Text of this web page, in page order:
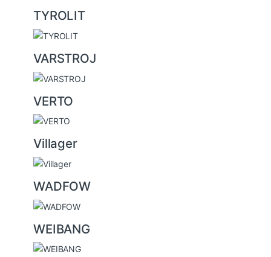
TYROLIT
VARSTROJ
VERTO
Villager
WADFOW
WEIBANG